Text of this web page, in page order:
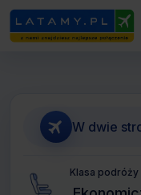
W dwie
Klasa podróży